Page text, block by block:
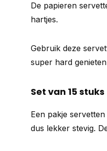
De papieren
hartjes.
Gebruik deze
super hard
Set van 15 stuks
Een pakje
dus lekker stevig.